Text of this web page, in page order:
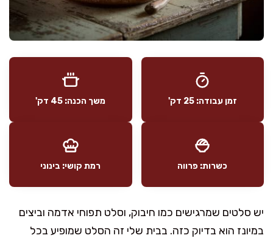
זמן עבודה: 25 דק' משך הכנה: 45 דק'
כשרות: פרווה רמת קושי: בינוני
יש סלטים שמרגישים כמו חיבוק, וסלט תפוחי אדמה וביצים
במיונז הוא בדיוק כזה. בבית שלי זה הסלט שמופיע בכל